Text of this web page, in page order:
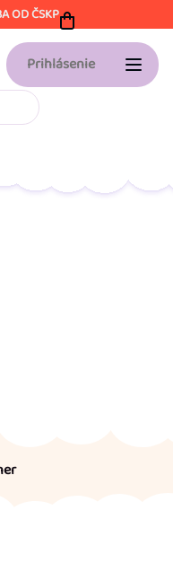
OD ČSKP
Prihlásenie